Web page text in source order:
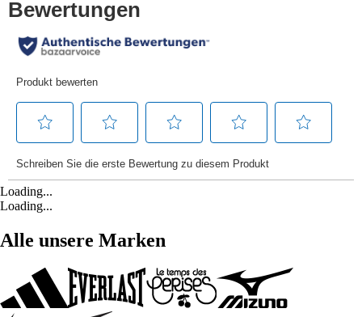
Loading...
Loading...
Alle unsere Marken